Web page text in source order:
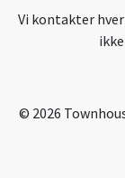
Vi kontakter
© 2026